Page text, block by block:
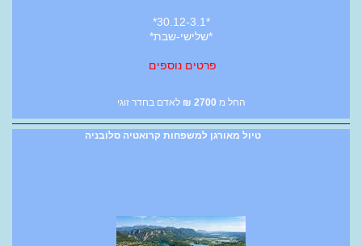
*30.12-3.1*
*שלישי-שבת*
פרטים נוספים
החל מ 2700
₪ לאדם בחדר זוגי
טיול מאורגן למשפחות קרואטיה סלובניה